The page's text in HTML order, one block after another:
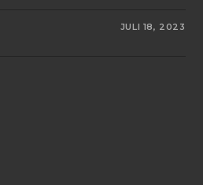
JULI 18, 2023